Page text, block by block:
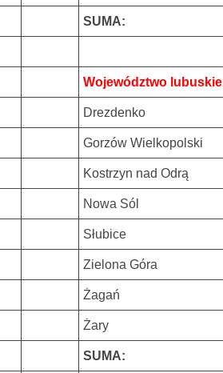
SUMA:
Województwo lubuskie
Drezdenko
Gorzów Wielkopolski
Kostrzyn nad Odrą
Nowa Sól
Słubice
Zielona Góra
Żagań
Żary
SUMA: